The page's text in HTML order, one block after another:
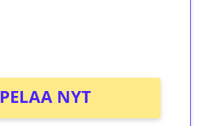
PELAA NYT